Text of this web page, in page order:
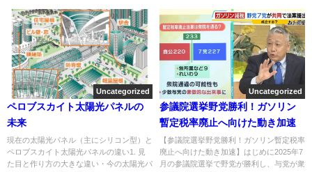
Uncategorized
ペロブスカイト太陽光パネルの
未来
現在の太陽光パネル（主にシリコン型）と
ペロブスカイト太陽光パネルの違い1. 見
た目と作り方の大きな違い・今の太陽光パ
Uncategorized
参議院選挙野党勝利！ガソリン
暫定税率廃止へ向けた動き加速
【参議院選挙野党勝利！ガソリン暫定税率
廃止へ向けた動き加速】はじめに2025年7
月の参議院選挙で野党が勝利し、与党が衆